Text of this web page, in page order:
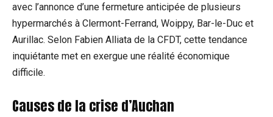
avec l’annonce d’une fermeture anticipée de plusieurs
hypermarchés à Clermont-Ferrand, Woippy, Bar-le-Duc et
Aurillac. Selon Fabien Alliata de la CFDT, cette tendance
inquiétante met en exergue une réalité économique
difficile.
Causes de la crise d’Auchan